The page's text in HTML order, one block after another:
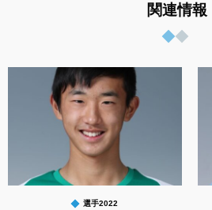
関連情報
選手2022